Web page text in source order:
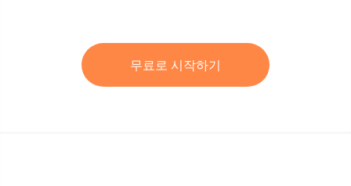
무료로 시작하기